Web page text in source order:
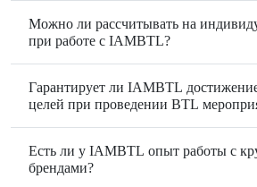
Можно ли рассчитывать на
при работе с IAMBTL?
Гарантирует ли IAMBTL
целей при проведении BTL
Есть ли у IAMBTL опыт работы с
брендами?